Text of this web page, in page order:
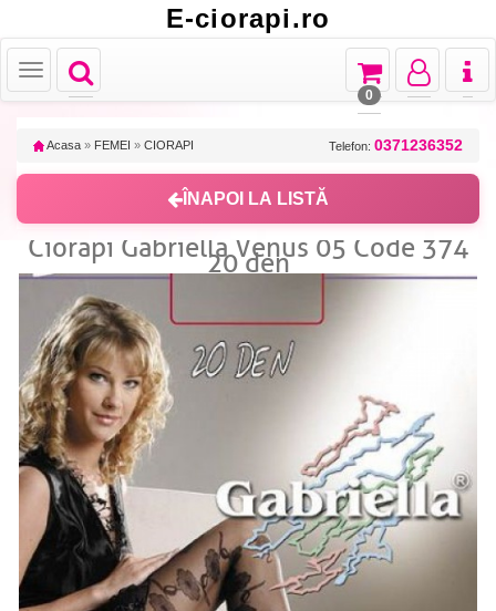
E-ciorapi.ro
Toggle
navigation
Toggle
Toggle
navigation
Toggle
navigation
Toggle
navigation
0
Acasa » FEMEI » CIORAPI Telefon: 0371236352
ÎNAPOI LA LISTĂ
Ciorapi Gabriella Venus 05 Code 374
20 den